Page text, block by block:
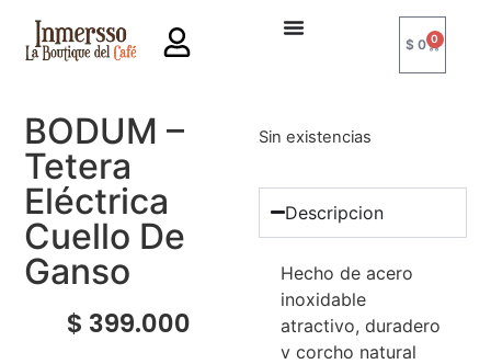
$0 0
BODUM –
Tetera
Eléctrica
Cuello De
Ganso
$ 399.000
Sin existencias
Descripcion
Hecho de acero
inoxidable
atractivo, duradero
y corcho natural